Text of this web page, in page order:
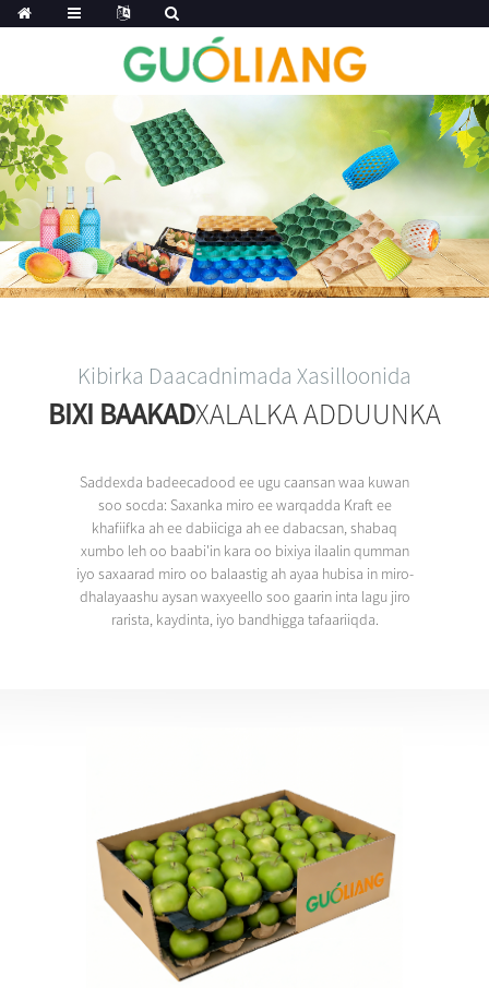
Kibirka Daacadnimada Xasilloonida
BIXI BAAKADXALALKA ADDUUNKA
Saddexda badeecadood ee ugu caansan waa kuwan
soo socda: Saxanka miro ee warqadda Kraft ee
khafiifka ah ee dabiiciga ah ee dabacsan, shabaq
xumbo leh oo baabi'in kara oo bixiya ilaalin qumman
iyo saxaarad miro oo balaastig ah ayaa hubisa in miro-
dhalayaashu aysan waxyeello soo gaarin inta lagu jiro
rarista, kaydinta, iyo bandhigga tafaariiqda.